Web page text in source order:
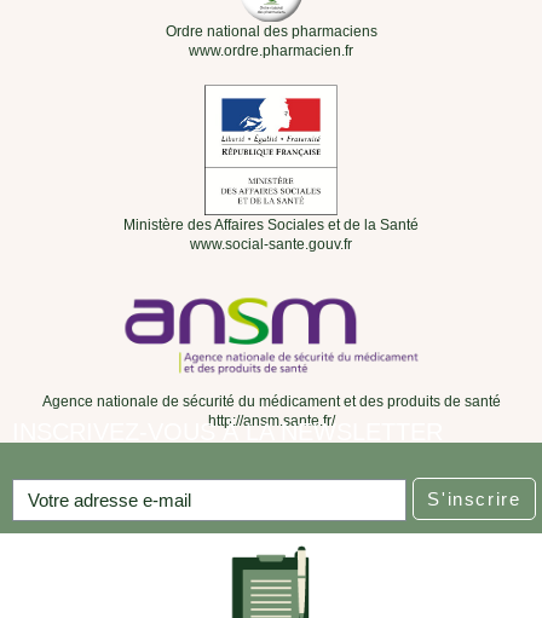
Ordre national des pharmaciens
www.ordre.pharmacien.fr
Ministère des Affaires Sociales et de la Santé
www.social-sante.gouv.fr
Agence nationale de sécurité du médicament et des produits de santé
http://ansm.sante.fr/
INSCRIVEZ-VOUS À LA NEWSLETTER
S'inscrire